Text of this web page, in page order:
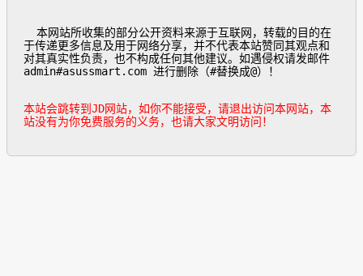
于传递更多信息及用于网络分享，并不代表本站赞同其观点和
对其真实性负责，也不构成任何其他建议。如遇侵权请发邮件
admin#asussmart.com 进行删除（#替换成@）！
本站会跳转到JD网站，如你不能接受，请退出访问本网站，本
站没有为你免费服务的义务，也请大家文明访问！